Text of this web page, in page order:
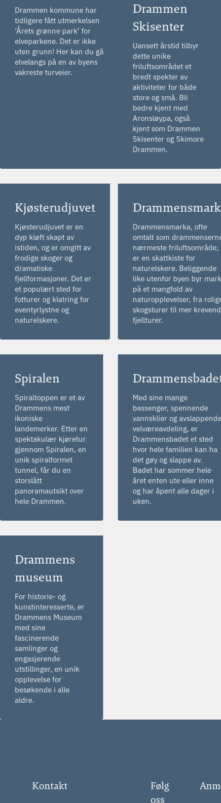
Drammen kommune har
tidligere fått utmerkelsen
‘Årets grønne park’ for
elveparkene. Det er ikke
uten grunn! Her kan du gå
elvelangs på en av byens
vakreste turveier.
Drammen
Skisenter
Uansett årstid tilbyr
dette unike
friluftsområdet et
bredt spekter av
aktiviteter for både
store og små. Bli
bedre kjent med
Aronsløypa, også
kjent som Drammen
Skisenter og Skimore
Drammen.
Kjøsterudjuvet
Kjøsterudjuvet er en
dyp kløft skapt av
istiden, og er omgitt av
frodige skoger og
dramatiske
fjellformasjoner. Det er
et populært sted for
fotturer og klatring for
eventyrlystne og
naturelskere.
Drammensmarka, ofte
omtalt som
nærmeste friluftsområde,
er en skattkiste for
naturelskere. Beliggende
like utenfor byen byr
på et mangfold av
naturopplevelser, fra
skogsturer til mer
fjellturer.
Spiralen
Spiraltoppen er et av
Drammens mest
ikoniske
landemerker. Etter en
spektakulær kjøretur
gjennom Spiralen, en
unik spiralformet
tunnel, får du en
storslått
panoramautsikt over
hele Drammen.
Med sine mange
bassenger, spennende
vannsklier og avslappende
velværeavdeling, er
Drammensbadet et sted
hvor hele familien kan ha
det gøy og slappe av.
Badet har sommer hele
året enten ute eller inne
og har åpent alle dager i
uken.
Drammens
museum
For historie- og
kunstinteresserte, er
Drammens Museum
med sine
fascinerende
samlinger og
engasjerende
utstillinger, en unik
opplevelse for
besøkende i alle
aldre.
Kontakt
Følg
oss